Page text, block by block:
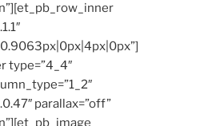
type=”4_4″
parallax=”off”